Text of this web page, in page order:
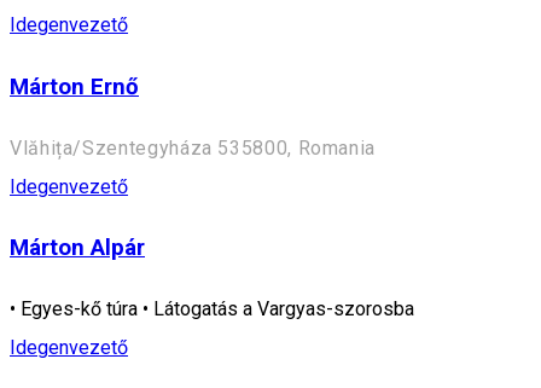
Idegenvezető
Márton Ernő
Vlăhița/Szentegyháza 535800, Romania
Idegenvezető
Márton Alpár
• Egyes-kő túra • Látogatás a Vargyas-szorosba
Idegenvezető